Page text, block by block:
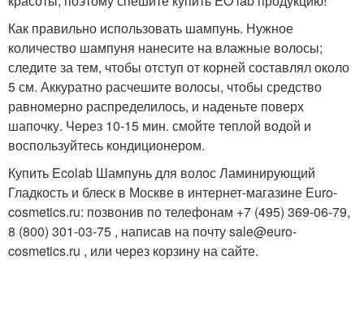
Как правильно использовать шампунь. Нужное
количество шампуня нанесите на влажные волосы;
следите за тем, чтобы отступ от корней составлял около
5 см. Аккуратно расчешите волосы, чтобы средство
равномерно распределилось, и наденьте поверх
шапочку. Через 10-15 мин. смойте теплой водой и
воспользуйтесь кондиционером.
Купить Ecolab Шампунь для волос Ламинирующий
Гладкость и блеск в Москве в интернет-магазине Euro-
cosmetics.ru: позвонив по телефонам +7 (495) 369-06-79,
8 (800) 301-03-75 , написав на почту sale@euro-
cosmetics.ru , или через корзину на сайте.